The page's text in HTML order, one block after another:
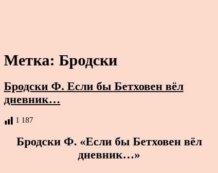
Метка: Бродски
Бродски Ф. Если бы Бетховен вёл
дневник…
1 187
Бродски Ф. «Если бы Бетховен вёл
дневник…»